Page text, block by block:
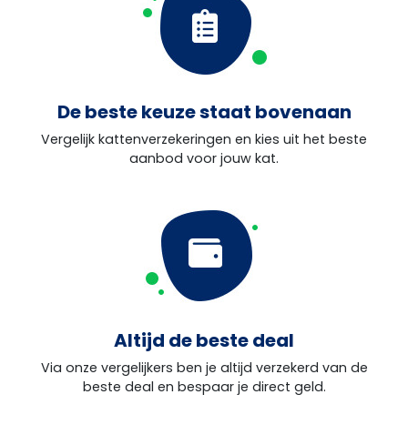
De beste keuze staat bovenaan
Vergelijk kattenverzekeringen en kies uit het beste
aanbod voor jouw kat.
Altijd de beste deal
Via onze vergelijkers ben je altijd verzekerd van de
beste deal en bespaar je direct geld.